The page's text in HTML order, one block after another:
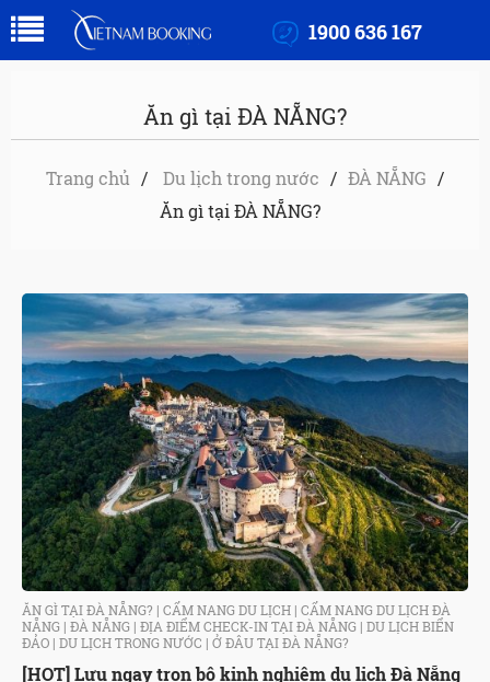
1900 636 167
Ăn gì tại ĐÀ NẴNG?
Trang chủ Du lịch trong nước
ĐÀ NẴNG
Ăn gì tại ĐÀ NẴNG?
ĂN GÌ TẠI ĐÀ NẴNG? | CẨM NANG DU LỊCH | CẨM NANG DU LỊCH ĐÀ
NẴNG | ĐÀ NẴNG | ĐỊA ĐIỂM CHECK-IN TẠI ĐÀ NẴNG | DU LỊCH BIỂN
ĐẢO | DU LỊCH TRONG NƯỚC | Ở ĐÂU TẠI ĐÀ NẴNG?
[HOT] Lưu ngay trọn bộ kinh nghiệm du lịch Đà Nẵng